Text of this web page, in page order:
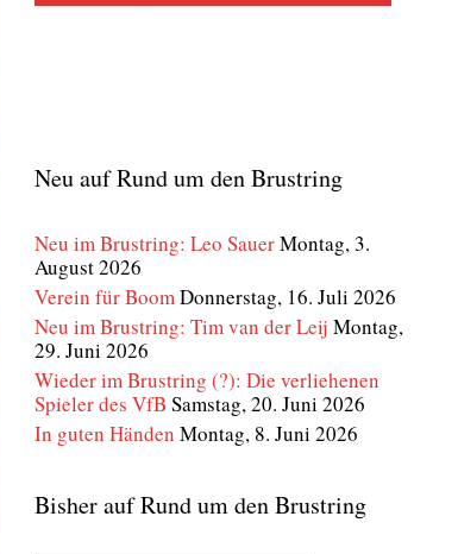
Neu auf Rund um den Brustring
Neu im Brustring: Leo SauerMontag, 3.
August 2026
Verein für BoomDonnerstag, 16. Juli 2026
Neu im Brustring: Tim van der Leij Montag,
29. Juni 2026
Wieder im Brustring (?): Die verliehenen
Spieler des VfB Samstag, 20. Juni 2026
In guten Händen Montag, 8. Juni 2026
Bisher auf Rund um den Brustring